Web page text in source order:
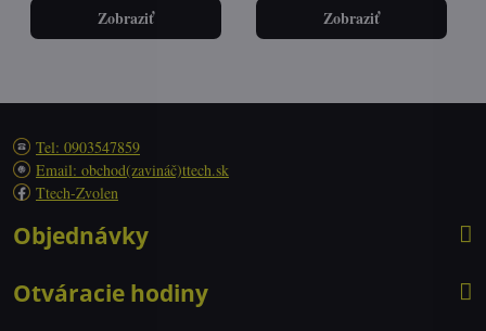
Zobraziť Zobraziť
Tel: 0903547859
Email: obchod(zavináč)ttech.sk
Ttech-Zvolen
Objednávky
Otváracie hodiny